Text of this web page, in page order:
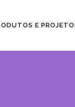
E